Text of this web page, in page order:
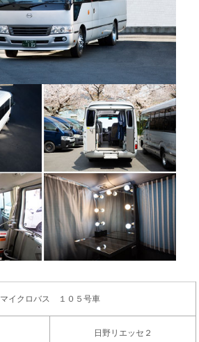
マイクロバス １０５号車
日野リエッセ２